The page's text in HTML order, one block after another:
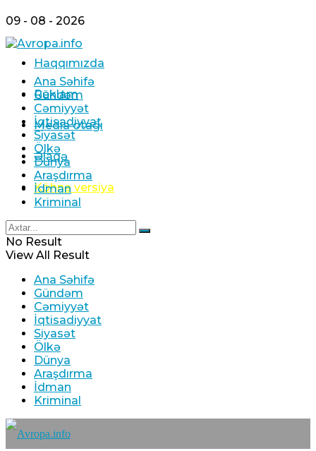
09 - 08 - 2026
Haqqımızda
Reklam
Media otağı
Əlaqə
Köhnə versiya
Ana Səhifə
Gündəm
Cəmiyyət
İqtisadiyyat
Siyasət
Ölkə
Dünya
Araşdırma
İdman
Kriminal
No Result
View All Result
Ana Səhifə
Gündəm
Cəmiyyət
İqtisadiyyat
Siyasət
Ölkə
Dünya
Araşdırma
İdman
Kriminal